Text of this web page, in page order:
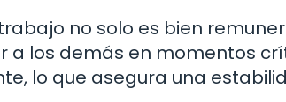
no solo es bien
a los demás en momentos
lo que asegura una